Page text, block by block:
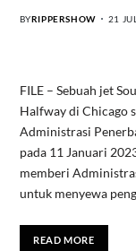
BYRIPPERSHOW 21
FILE – Sebuah jet
Halfway di Chicago
Administrasi
pada 11 Januari
memberi
untuk menyewa
READ MORE